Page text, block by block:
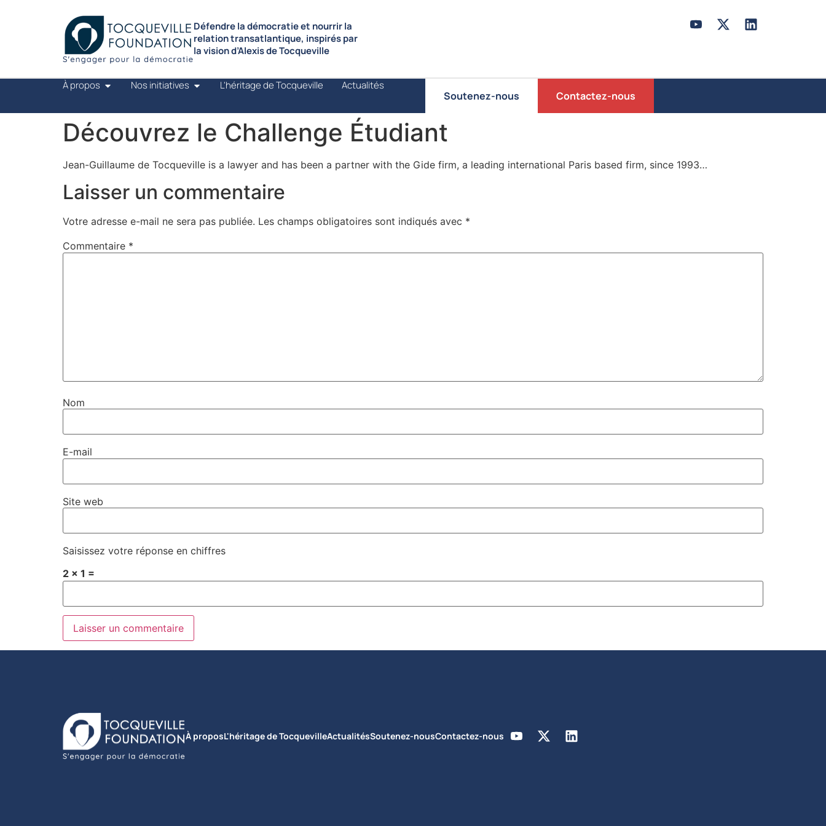
Défendre la démocratie et nourrir la
relation transatlantique, inspirés par
la vision d’Alexis de Tocqueville
À propos Nos initiatives L'héritage de Tocqueville Actualités
Soutenez-nous Contactez-nous
Découvrez le Challenge Étudiant
Jean-Guillaume de Tocqueville is a lawyer and has been a partner with the Gide firm, a leading international Paris based firm, since 1993…
Laisser un commentaire
Votre adresse e-mail ne sera pas publiée. Les champs obligatoires sont indiqués avec *
Commentaire *
Nom
E-mail
Site web
Saisissez votre réponse en chiffres
2 × 1 =
À proposL'héritage de TocquevilleActualitésSoutenez-nousContactez-nous